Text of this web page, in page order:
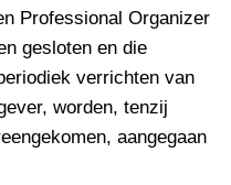
Professional Organizer
gesloten en die
verrichten van
worden, tenzij
aangegaan